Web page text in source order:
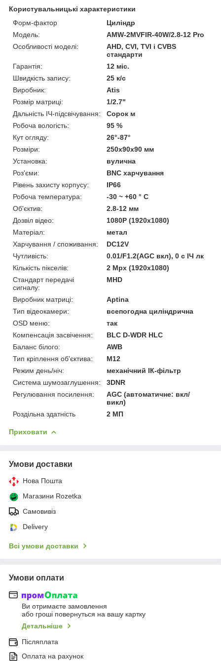
Користувальницькі характеристики
Форм-фактор
Циліндр
Модель:
AMW-2MVFIR-40W/2.8-12 Pro
Особливості моделі:
AHD, CVI, TVI і CVBS
стандарти
Гарантія:
12 міс.
Швидкість запису:
25 к/с
Виробник:
Atis
Розмір матриці:
1/2.7"
Дальність ІЧ-підсвічування:
Сорок м
Робоча вологість:
95 %
Кут огляду:
26°-87°
Розміри:
250x90x90 мм
Установка:
вулична
Роз'єми:
BNC харчування
Рівень захисту корпусу:
IP66
Робоча температура:
-30 ~ +60 ° С
Об'єктив:
2.8-12 мм
Дозвіл відео:
1080P (1920x1080)
Матеріал:
метал
Харчування / споживання:
DC12V
Чутливість:
0.01/F1.2(AGC вкл), 0 с ІЧ лк
Кількість пікселів:
2 Mpx (1920x1080)
Стандарт передачі
сигналу:
MHD
Виробник матриці:
Aptina
Тип відеокамери:
всепогодна циліндрична
OSD меню:
так
Компенсація засвічення:
BLC D-WDR HLC
Баланс білого:
AWB
Тип кріплення об'єктива:
M12
Режим день/ніч:
механічний ІК-фільтр
Система шумозаглушення:
3DNR
Регулювання посилення:
AGC (автоматичне: вкл/
викл)
Роздільна здатність
2 МП
Приховати
Умови доставки
Нова Пошта
Магазини Rozetka
Самовивіз
Delivery
Всі умови доставки
Умови оплати
Ви отримаєте замовлення
або гроші повернуться на вашу картку
Детальніше
Післяплата
Оплата на рахунок